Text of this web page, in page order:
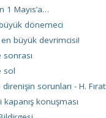
1 Mayıs’a…
dönemeci
büyük devrimcisi!
sol
sorunları - H. Fırat
kapanış konuşması